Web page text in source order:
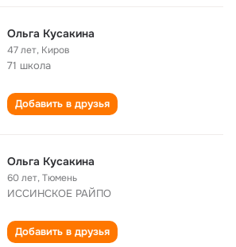
Ольга Кусакина
47 лет, Киров
71 школа
Добавить в друзья
Ольга Кусакина
60 лет,Тюмень
ИССИНСКОЕ РАЙПО
Добавить в друзья